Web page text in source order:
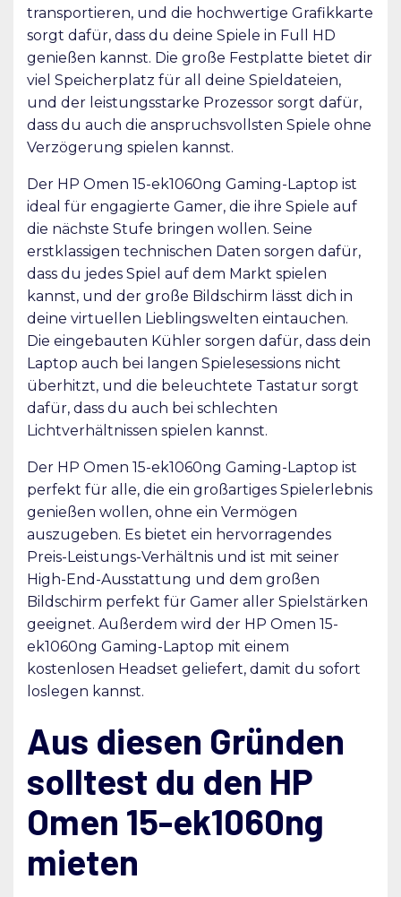
transportieren, und die hochwertige Grafikkarte
sorgt dafür, dass du deine Spiele in Full HD
genießen kannst. Die große Festplatte bietet dir
viel Speicherplatz für all deine Spieldateien,
und der leistungsstarke Prozessor sorgt dafür,
dass du auch die anspruchsvollsten Spiele ohne
Verzögerung spielen kannst.
Der HP Omen 15-ek1060ng Gaming-Laptop ist
ideal für engagierte Gamer, die ihre Spiele auf
die nächste Stufe bringen wollen. Seine
erstklassigen technischen Daten sorgen dafür,
dass du jedes Spiel auf dem Markt spielen
kannst, und der große Bildschirm lässt dich in
deine virtuellen Lieblingswelten eintauchen.
Die eingebauten Kühler sorgen dafür, dass dein
Laptop auch bei langen Spielesessions nicht
überhitzt, und die beleuchtete Tastatur sorgt
dafür, dass du auch bei schlechten
Lichtverhältnissen spielen kannst.
Der HP Omen 15-ek1060ng Gaming-Laptop ist
perfekt für alle, die ein großartiges Spielerlebnis
genießen wollen, ohne ein Vermögen
auszugeben. Es bietet ein hervorragendes
Preis-Leistungs-Verhältnis und ist mit seiner
High-End-Ausstattung und dem großen
Bildschirm perfekt für Gamer aller Spielstärken
geeignet. Außerdem wird der HP Omen 15-
ek1060ng Gaming-Laptop mit einem
kostenlosen Headset geliefert, damit du sofort
loslegen kannst.
Aus diesen Gründen
solltest du den HP
Omen 15-ek1060ng
mieten